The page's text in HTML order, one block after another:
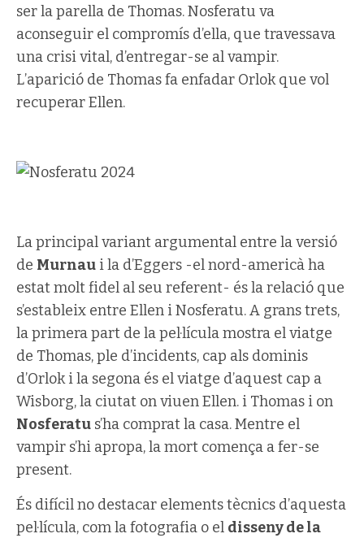
ser la parella de Thomas. Nosferatu va
aconseguir el compromís d’ella, que travessava
una crisi vital, d’entregar-se al vampir.
L’aparició de Thomas fa enfadar Orlok que vol
recuperar Ellen.
La principal variant argumental entre la versió
de Murnau i la d’Eggers -el nord-americà ha
estat molt fidel al seu referent- és la relació que
s’estableix entre Ellen i Nosferatu. A grans trets,
la primera part de la pel·lícula mostra el viatge
de Thomas, ple d’incidents, cap als dominis
d’Orlok i la segona és el viatge d’aquest cap a
Wisborg, la ciutat on viuen Ellen. i Thomas i on
Nosferatu s’ha comprat la casa. Mentre el
vampir s’hi apropa, la mort comença a fer-se
present.
És difícil no destacar elements tècnics d’aquesta
pel·lícula, com la fotografia o el disseny de la